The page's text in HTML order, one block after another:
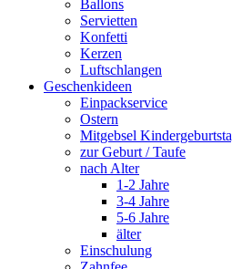
Ballons
Servietten
Konfetti
Kerzen
Luftschlangen
Geschenkideen
Einpackservice
Ostern
Mitgebsel
zur Geburt / Taufe
nach Alter
1-2 Jahre
3-4 Jahre
5-6 Jahre
älter
Einschulung